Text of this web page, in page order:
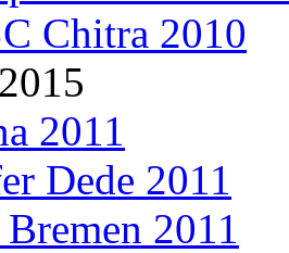
Chitra 2010
2011
Dede 2011
2011